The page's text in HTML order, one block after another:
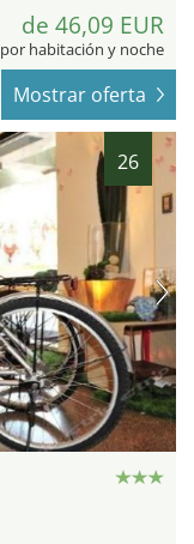
de 46,09 EUR
por habitación y noche
Mostrar oferta
26